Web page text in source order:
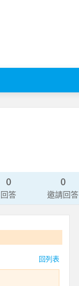
0
回答
0
邀請回答
回列表